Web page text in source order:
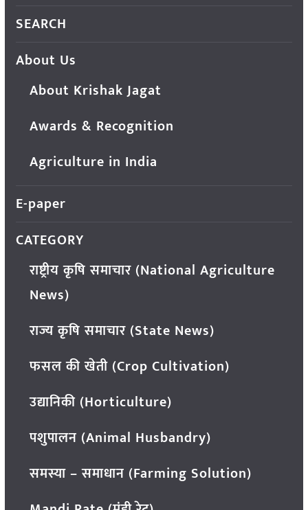
SEARCH
About Us
About Krishak Jagat
Awards & Recognition
Agriculture in India
E-paper
CATEGORY
राष्ट्रीय कृषि समाचार (National Agriculture
News)
राज्य कृषि समाचार (State News)
फसल की खेती (Crop Cultivation)
उद्यानिकी (Horticulture)
पशुपालन (Animal Husbandry)
समस्या – समाधान (Farming Solution)